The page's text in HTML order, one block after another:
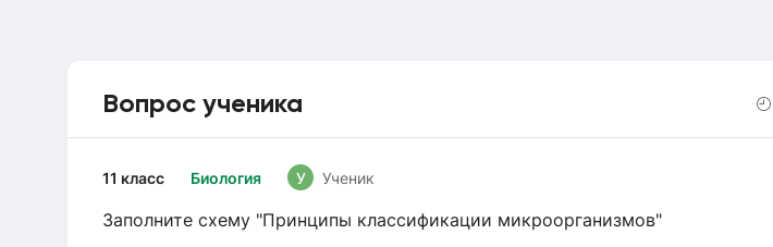
Вопрос ученика
Биология
11 класс У Ученик
Заполните схему "Принципы классификации микроорганизмов"